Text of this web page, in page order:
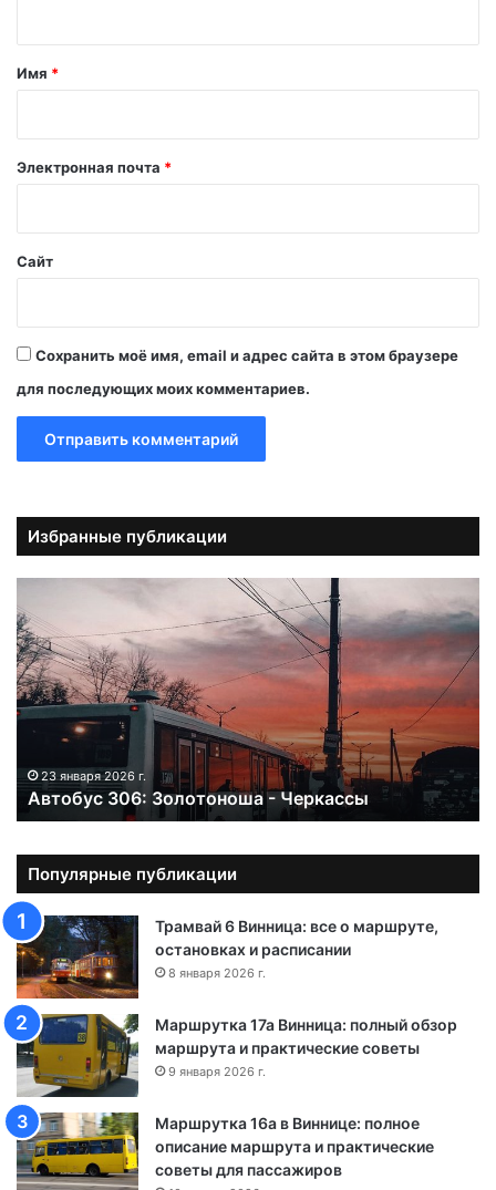
а
й
Имя *
Электронная почта *
Сайт
Сохранить моё имя, email и адрес сайта в этом браузере
для последующих моих комментариев.
Избранные публикации
в
т
о
б
у
:
л
о
т
о
н
о
ш
а
-
Ч
е
р
к
23 января 2026 г.
Автобус 306: Золотоноша - Черкассы
Популярные публикации
Трамвай 6 Винница: все о маршруте,
остановках и расписании
8 января 2026 г.
Маршрутка 17а Винница: полный обзор
маршрута и практические советы
9 января 2026 г.
Маршрутка 16а в Виннице: полное
описание маршрута и практические
советы для пассажиров